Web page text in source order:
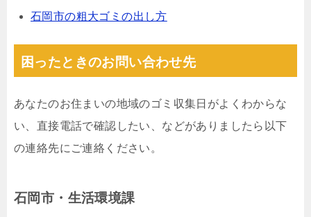
石岡市の粗大ゴミの出し方
困ったときのお問い合わせ先
あなたのお住まいの地域のゴミ収集日がよくわからな
い、直接電話で確認したい、などがありましたら以下
の連絡先にご連絡ください。
石岡市・生活環境課